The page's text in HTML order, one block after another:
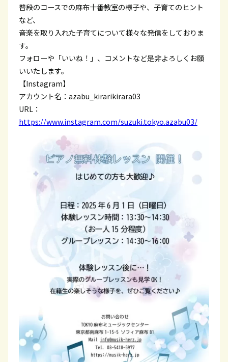
普段のコースでの麻布十番教室の様子や、子育てのヒント
など、
音楽を取り入れた子育てについて様々な発信をしておりま
す。
フォローや「いいね！」、コメントなど是非よろしくお願
いいたします。
【Instagram】
アカウント名：azabu_kirarikirara03
URL：
https://www.instagram.com/suzuki.tokyo.azabu03/